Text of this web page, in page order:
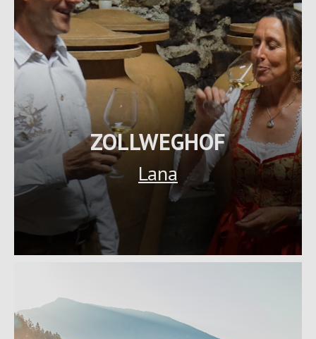
ZOLLWEGHOF
Lana